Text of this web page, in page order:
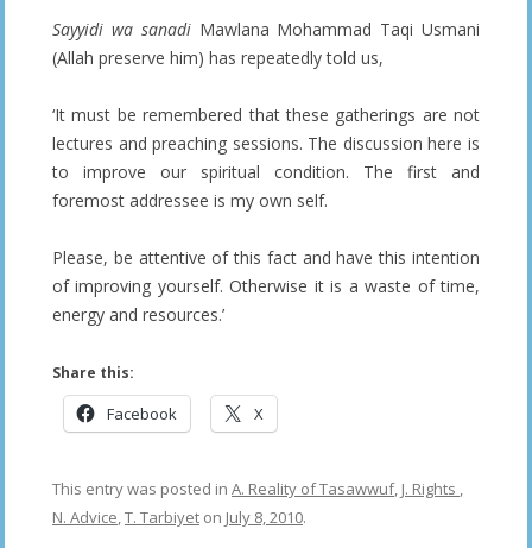
Sayyidi wa sanadiMawlana Mohammad Taqi Usmani
(Allah preserve him) has repeatedly told us,
‘It must be remembered that these gatherings are not
lectures and preaching sessions. The discussion here is
to improve our spiritual condition. The first and
foremost addressee is my own self.
Please, be attentive of this fact and have this intention
of improving yourself. Otherwise it is a waste of time,
energy and resources.’
Share this:
Facebook X
This entry was posted in A. Reality of Tasawwuf, J. Rights ,
N. Advice,T. Tarbiyet on July 8, 2010.